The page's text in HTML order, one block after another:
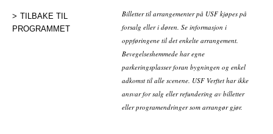
TILBAKE TIL
PROGRAMMET
Billetter til arrangementer på USF kjøpes på
forsalg eller i døren. Se informasjon i
oppføringene til det enkelte arrangement.
Bevegelseshemmede har egne
parkeringsplasser foran bygningen og enkel
adkomst til alle scenene. USF Verftet har ikke
ansvar for salg eller refundering av billetter
eller programendringer som arrangør gjør.